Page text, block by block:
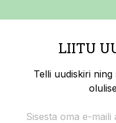
LIITU
Telli uudiskiri